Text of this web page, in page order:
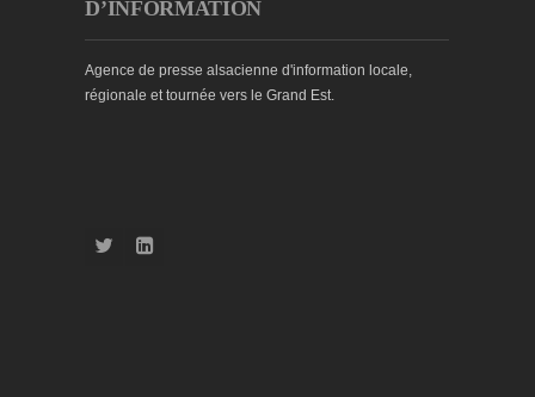
D’INFORMATION
Agence de presse alsacienne d'information locale,
régionale et tournée vers le Grand Est.